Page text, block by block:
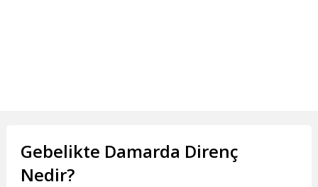
Gebelikte Damarda Direnç
Nedir?